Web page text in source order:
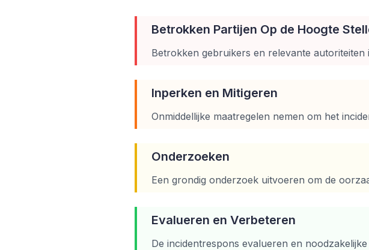
Betrokken Partijen Op de Hoogte
Betrokken gebruikers en relevante
Inperken en Mitigeren
Onmiddellijke maatregelen nemen om het
Onderzoeken
Een grondig onderzoek uitvoeren om de
Evalueren en Verbeteren
De incidentrespons evalueren en